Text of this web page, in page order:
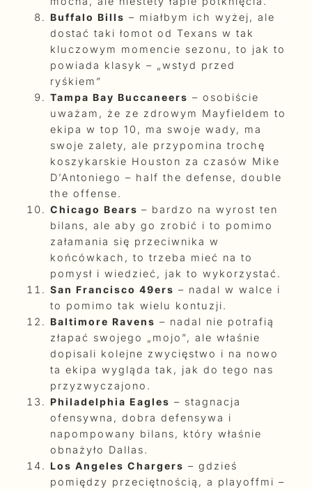
Buffalo Bills – miałbym ich wyżej, ale
dostać taki łomot od Texans w tak
kluczowym momencie sezonu, to jak to
powiada klasyk – „wstyd przed
ryśkiem”
Tampa Bay Buccaneers – osobiście
uważam, że ze zdrowym Mayfieldem to
ekipa w top 10, ma swoje wady, ma
swoje zalety, ale przypomina trochę
koszykarskie Houston za czasów Mike
D’Antoniego – half the defense, double
the offense.
Chicago Bears – bardzo na wyrost ten
bilans, ale aby go zrobić i to pomimo
załamania się przeciwnika w
końcówkach, to trzeba mieć na to
pomysł i wiedzieć, jak to wykorzystać.
San Francisco 49ers – nadal w walce i
to pomimo tak wielu kontuzji.
Baltimore Ravens – nadal nie potrafią
złapać swojego „mojo”, ale właśnie
dopisali kolejne zwycięstwo i na nowo
ta ekipa wygląda tak, jak do tego nas
przyzwyczajono.
Philadelphia Eagles – stagnacja
ofensywna, dobra defensywa i
napompowany bilans, który właśnie
obnażyło Dallas.
Los Angeles Chargers – gdzieś
pomiędzy przeciętnością, a playoffmi –